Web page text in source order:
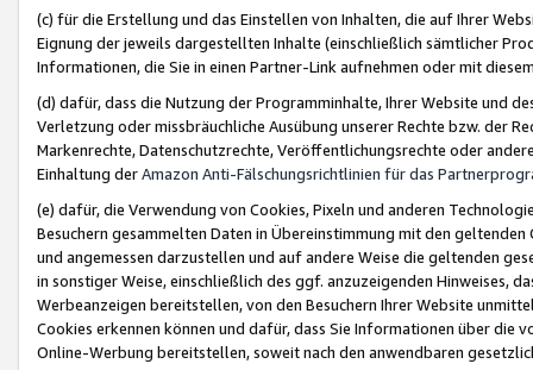
(c) für die Erstellung und das Einstellen von Inhalten, die auf Ihrer
Eignung der jeweils dargestellten Inhalte (einschließlich sämtlicher
Informationen, die Sie in einen Partner-Link aufnehmen oder mit
(d) dafür, dass die Nutzung der Programminhalte, Ihrer Website und
Verletzung oder missbräuchliche Ausübung unserer Rechte bzw. der
Markenrechte, Datenschutzrechte, Veröffentlichungsrechte oder
Einhaltung derAmazon Anti-Fälschungsrichtlinien für das
(e) dafür, die Verwendung von Cookies, Pixeln und anderen
Besuchern gesammelten Daten in Übereinstimmung mit den
und angemessen darzustellen und auf andere Weise die geltenden
in sonstiger Weise, einschließlich des ggf. anzuzeigenden Hinweises,
Werbeanzeigen bereitstellen, von den Besuchern Ihrer Website
Cookies erkennen können und dafür, dass Sie Informationen über die
Online-Werbung bereitstellen, soweit nach den anwendbaren